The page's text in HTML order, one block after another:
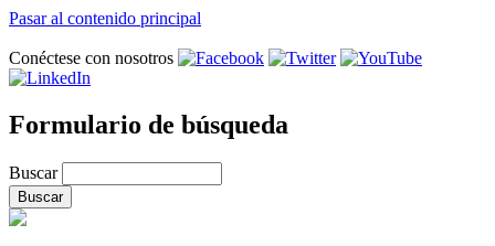
Pasar al contenido principal
Conéctese con nosotros
Formulario de búsqueda
Buscar